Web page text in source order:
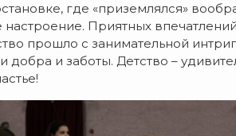
где «приземлялся»
Приятных
прошло с занимательной
и заботы. Детство –